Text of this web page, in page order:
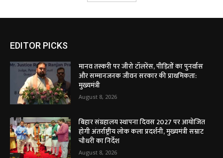
EDITOR PICKS
मानव तस्करी पर जीरो टॉलरेंस, पीड़ितों का पुनर्वास
और सम्मानजनक जीवन सरकार की प्राथमिकता:
मुख्यमंत्री
August 8, 2026
बिहार संग्रहालय स्थापना दिवस 2027 पर आयोजित
होगी अंतर्राष्ट्रीय लोक कला प्रदर्शनी, मुख्यमंत्री सम्राट
चौधरी का निर्देश
August 8, 2026